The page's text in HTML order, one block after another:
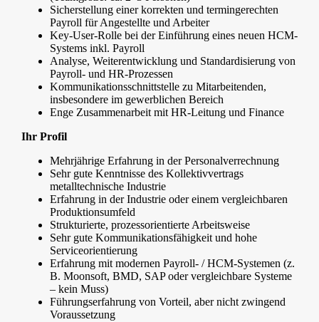
Sicherstellung einer korrekten und termingerechten
Payroll für Angestellte und Arbeiter
Key-User-Rolle bei der Einführung eines neuen HCM-
Systems inkl. Payroll
Analyse, Weiterentwicklung und Standardisierung von
Payroll- und HR-Prozessen
Kommunikationsschnittstelle zu Mitarbeitenden,
insbesondere im gewerblichen Bereich
Enge Zusammenarbeit mit HR-Leitung und Finance
Ihr Profil
Mehrjährige Erfahrung in der Personalverrechnung
Sehr gute Kenntnisse des Kollektivvertrags
metalltechnische Industrie
Erfahrung in der Industrie oder einem vergleichbaren
Produktionsumfeld
Strukturierte, prozessorientierte Arbeitsweise
Sehr gute Kommunikationsfähigkeit und hohe
Serviceorientierung
Erfahrung mit modernen Payroll- / HCM-Systemen (z.
B. Moonsoft, BMD, SAP oder vergleichbare Systeme
– kein Muss)
Führungserfahrung von Vorteil, aber nicht zwingend
Voraussetzung